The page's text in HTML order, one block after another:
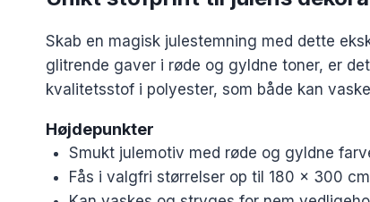
Skab en magisk julestemning med dette
glitrende gaver i røde og gyldne toner, er
kvalitetsstof i polyester, som både kan
Højdepunkter
Smukt julemotiv med røde og gyldne
Fås i valgfri størrelser op til 180 x 300 cm